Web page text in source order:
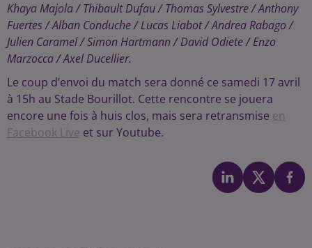
Khaya Majola / Thibault Dufau / Thomas Sylvestre / Anthony
Fuertes / Alban Conduche / Lucas Liabot / Andrea Rabago /
Julien Caramel / Simon Hartmann / David Odiete / Enzo
Marzocca / Axel Ducellier.
Le coup d’envoi du match sera donné ce samedi 17 avril
à 15h au Stade Bourillot. Cette rencontre se jouera
encore une fois à huis clos, mais sera retransmise en
Facebook Live et sur Youtube.